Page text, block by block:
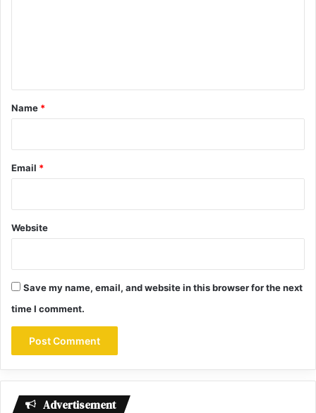
*
Name *
Email *
Website
Save my name, email, and website in this browser for the next
time I comment.
Advertisement